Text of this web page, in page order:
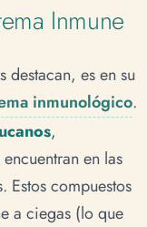
Inmune
destacan, es en su
inmunológico.
,
en las
Estos compuestos
a ciegas (lo que